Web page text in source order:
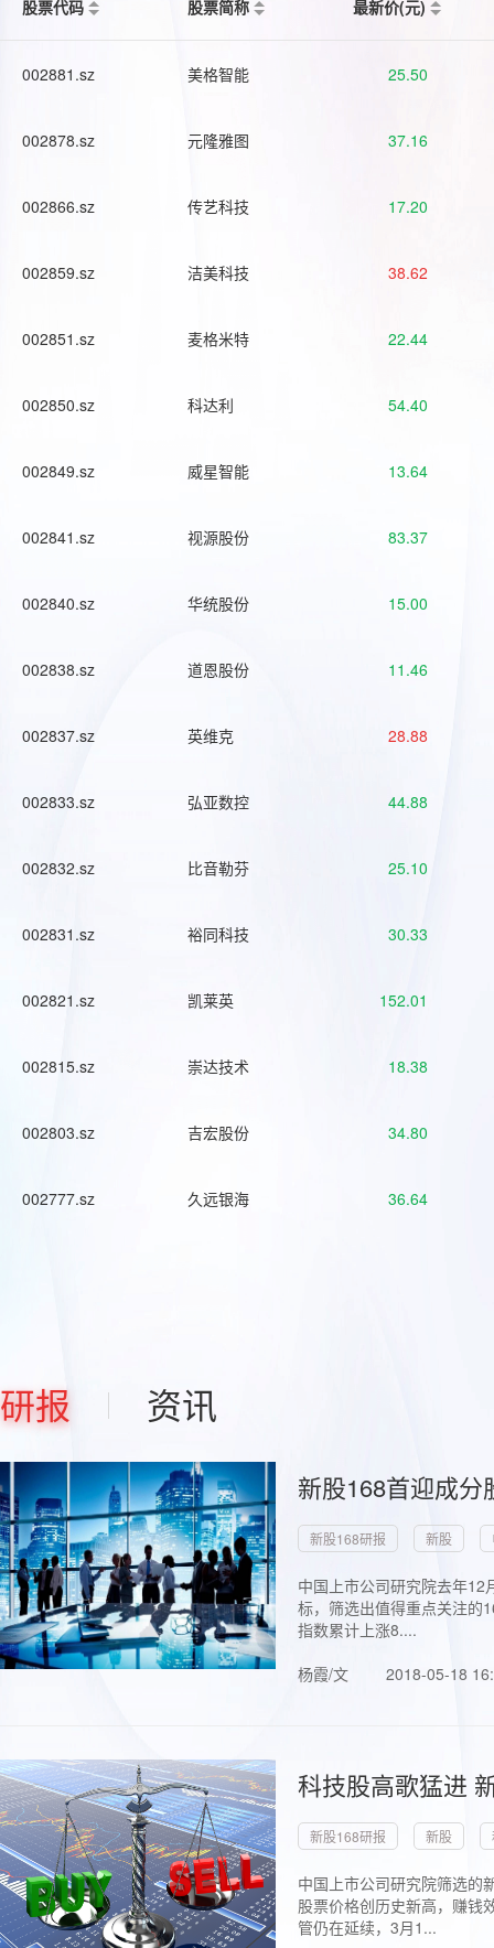
股票代码
股票简称 最新价(元)
002881.sz 美格智能 25.50
002878.sz 元隆雅图 37.16
002866.sz 传艺科技 17.20
002859.sz 洁美科技 38.62
002851.sz 麦格米特 22.44
002850.sz 科达利 54.40
002849.sz 威星智能 13.64
002841.sz 视源股份 83.37
002840.sz 华统股份 15.00
002838.sz 道恩股份 11.46
002837.sz 英维克 28.88
002833.sz 弘亚数控 44.88
002832.sz 比音勒芬 25.10
002831.sz 裕同科技 30.33
002821.sz 凯莱英 152.01
002815.sz 崇达技术 18.38
002803.sz 吉宏股份 34.80
002777.sz 久远银海 36.64
研报 资讯
新股168首迎成
新股168研报 新股
中国上市公司研究院去年
标，筛选出值得重点关注的
指数累计上涨8....
杨霞/文
2018-05-18
科技股高歌猛进
新股168研报 新股
中国上市公司研究院筛选的
股票价格创历史新高，赚钱
管仍在延续，3月1...